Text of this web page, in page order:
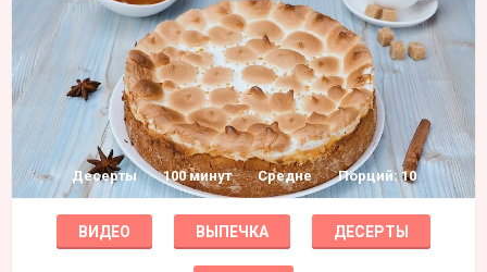
Десерты 100 минут Средне Порций: 10
ВИДЕО ВЫПЕЧКА ДЕСЕРТЫ